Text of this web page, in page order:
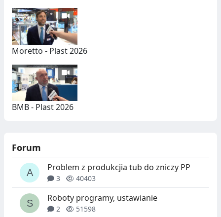
Moretto - Plast 2026
BMB - Plast 2026
Forum
Problem z produkcjia tub do zniczy PP
3 40403
Roboty programy, ustawianie
2 51598